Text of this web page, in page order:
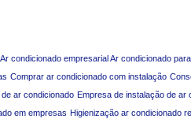
Ar condicionado empresarial Ar condicionado
Comprar ar condicionado com instalação
ar condicionado Empresa de instalação de ar
em empresas Higienização ar condicionado